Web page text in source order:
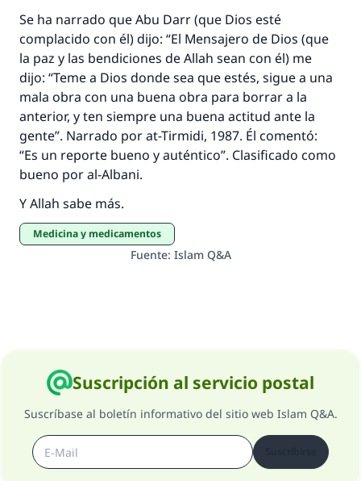
Se ha narrado que Abu Darr (que Dios esté
complacido con él) dijo: “El Mensajero de Dios (que
la paz y las bendiciones de Allah sean con él) me
dijo: “Teme a Dios donde sea que estés, sigue a una
mala obra con una buena obra para borrar a la
anterior, y ten siempre una buena actitud ante la
gente”. Narrado por at-Tirmidi, 1987. Él comentó:
“Es un reporte bueno y auténtico”. Clasificado como
bueno por al-Albani.
Y Allah sabe más.
Medicina y medicamentos
Fuente: Islam Q&A
Suscripción al servicio postal
Suscríbase al boletín informativo del sitio web Islam Q&A.